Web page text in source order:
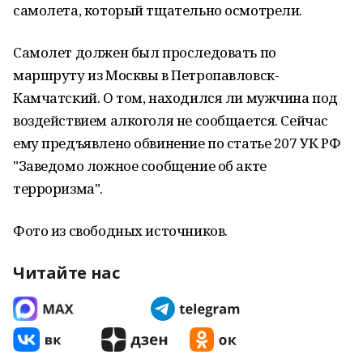
самолета, который тщательно осмотрели.
Самолет должен был проследовать по
маршруту из Москвы в Петропавловск-
Камчатский. О том, находился ли мужчина под
воздействием алкоголя не сообщается. Сейчас
ему предъявлено обвинение по статье 207 УК РФ
"Заведомо ложное сообщение об акте
терроризма".
Фото из свободных источников.
Читайте нас